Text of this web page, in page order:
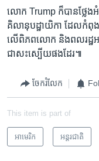
លោក Trump ក៏​បាន​ថ្លែ
គិលានុបដ្ឋាយិកា ដែល​កំពុ
លើ​ពិភពលោក និង​ពលរដ្ឋ​អា
ជា​សះស្បើយ​ផង​ដែរ៕
ចែករំលែក
This item is part of
អាមេរិក​ អន្តរជាតិ